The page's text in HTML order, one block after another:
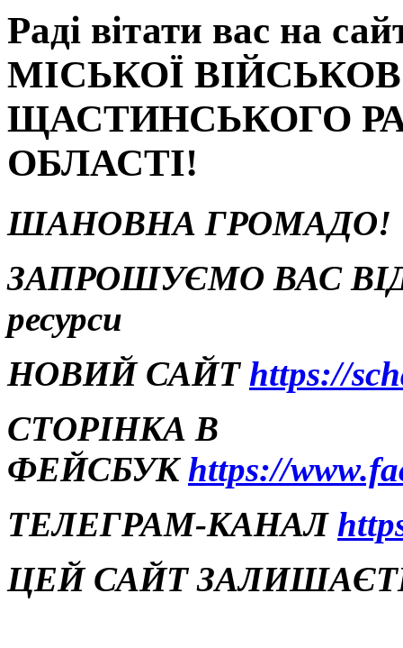
Раді вітати вас на
МІСЬКОЇ
ЩАСТИНСЬКОГО
ОБЛАСТІ!
ШАНОВНА ГРОМАДО!
ЗАПРОШУЄМО ВАС
ресурси
НОВИЙ САЙТ https://
СТОРІНКА В
ФЕЙСБУКhttps://
ТЕЛЕГРАМ-КАНАЛ
ЦЕЙ САЙТ